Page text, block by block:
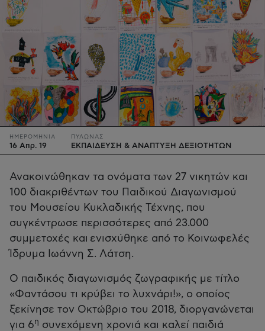
ΗΜΕΡΟΜΗΝΙΑ
16 Απρ. 19
ΠΥΛΩΝΑΣ
ΕΚΠΑΙΔΕΥΣΗ & ΑΝΑΠΤΥΞΗ ΔΕΞΙΟΤΗΤΩΝ
Ανακοινώθηκαν τα ονόματα των 27 νικητών και
100 διακριθέντων του Παιδικού Διαγωνισμού
του Μουσείου Κυκλαδικής Τέχνης, που
συγκέντρωσε περισσότερες από 23.000
συμμετοχές και ενισχύθηκε από το Κοινωφελές
Ίδρυμα Ιωάννη Σ. Λάτση.
Ο παιδικός διαγωνισμός ζωγραφικής με τίτλο
«Φαντάσου τι κρύβει το λυχνάρι!», ο οποίος
ξεκίνησε τον Οκτώβριο του 2018, διοργανώνεται
για 6η συνεχόμενη χρονιά και καλεί παιδιά